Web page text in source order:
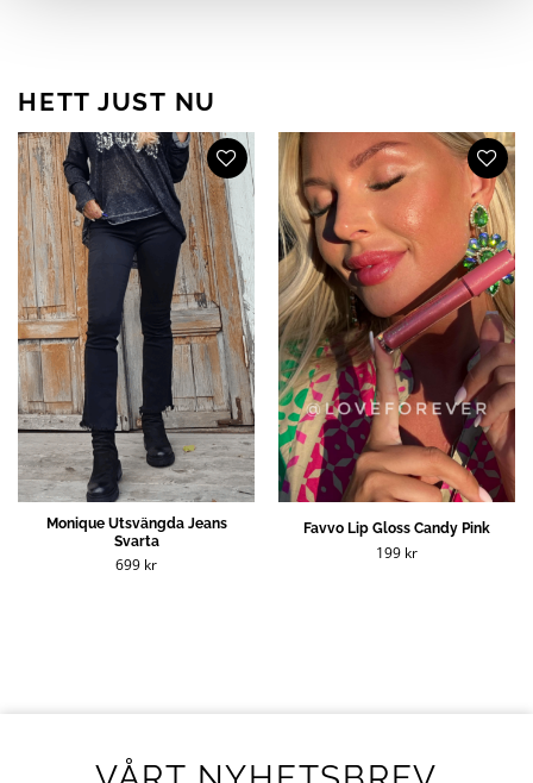
HETT JUST NU
Monique Utsvängda Jeans
Svarta
699 kr
Favvo Lip Gloss Candy Pink
199 kr